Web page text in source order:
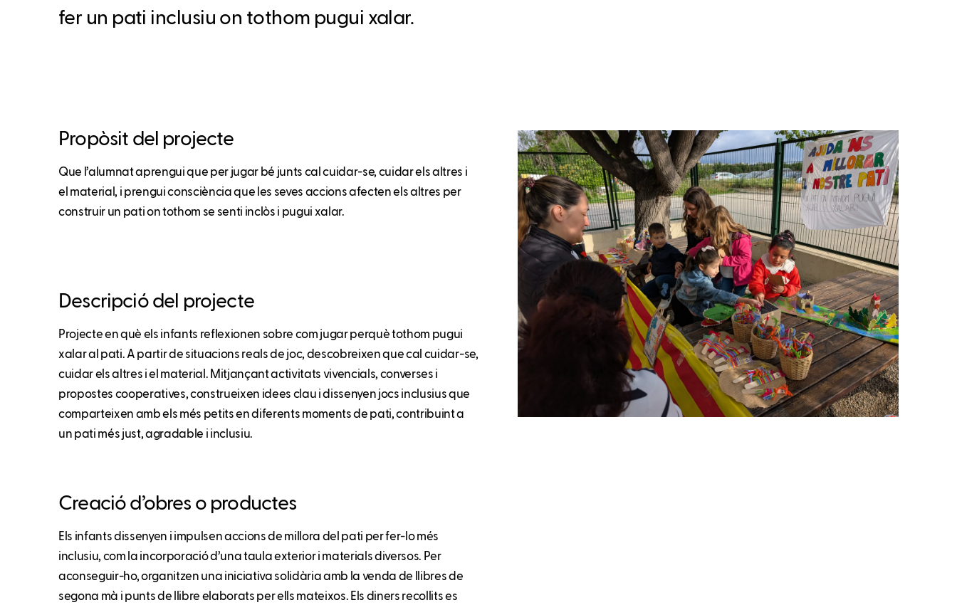
fer un pati inclusiu on tothom pugui xalar.
Propòsit del projecte
Que l’alumnat aprengui que per jugar bé junts cal cuidar-se, cuidar els altres i
el material, i prengui consciència que les seves accions afecten els altres per
construir un pati on tothom se senti inclòs i pugui xalar.
Descripció del projecte
Projecte en què els infants reflexionen sobre com jugar perquè tothom pugui
xalar al pati. A partir de situacions reals de joc, descobreixen que cal cuidar-se,
cuidar els altres i el material. Mitjançant activitats vivencials, converses i
propostes cooperatives, construeixen idees clau i dissenyen jocs inclusius que
comparteixen amb els més petits en diferents moments de pati, contribuint a
un pati més just, agradable i inclusiu.
Creació d’obres o productes
Els infants dissenyen i impulsen accions de millora del pati per fer-lo més
inclusiu, com la incorporació d’una taula exterior i materials diversos. Per
aconseguir-ho, organitzen una iniciativa solidària amb la venda de llibres de
segona mà i punts de llibre elaborats per ells mateixos. Els diners recollits es